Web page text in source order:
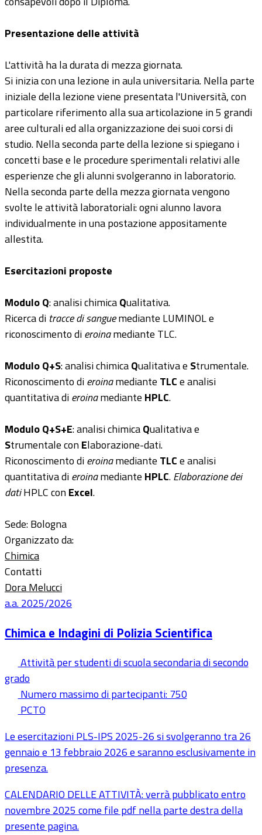
Presentazione delle attività
L'attività ha la durata di mezza giornata.
Si inizia con una lezione in aula universitaria. Nella parte
iniziale della lezione viene presentata l'Università, con
particolare riferimento alla sua articolazione in 5 grandi
aree culturali ed alla organizzazione dei suoi corsi di
studio. Nella seconda parte della lezione si spiegano i
concetti base e le procedure sperimentali relativi alle
esperienze che gli alunni svolgeranno in laboratorio.
Nella seconda parte della mezza giornata vengono
svolte le attività laboratoriali: ogni alunno lavora
individualmente in una postazione appositamente
allestita.
Esercitazioni proposte
Modulo Q: analisi chimicaQualitativa.
Ricerca di tracce di sanguemediante LUMINOL e
riconoscimento dieroinamediante TLC.
Modulo Q+S: analisi chimicaQualitativa e Strumentale.
Riconoscimento dieroinamediante TLCe analisi
quantitativa dieroinamediante HPLC.
Modulo Q+S+E: analisi chimicaQualitativa e
Strumentale conElaborazione-dati.
Riconoscimento dieroinamediante TLCe analisi
quantitativa dieroinamediante HPLC.Elaborazione dei
datiHPLC conExcel.
Sede: Bologna
Organizzato da:
Chimica
Contatti
Dora Melucci
a.a. 2025/2026
Chimica e Indagini di Polizia Scientifica
Attività per studenti di scuola secondaria di secondo
grado
Numero massimo di partecipanti: 750
PCTO
Le esercitazioni PLS-IPS 2025-26 si svolgeranno tra 26
gennaio e 13 febbraio 2026 e saranno esclusivamente in
presenza.
CALENDARIO DELLE ATTIVITÀ: verrà pubblicato entro
novembre 2025 come file pdf nella parte destra della
presente pagina.